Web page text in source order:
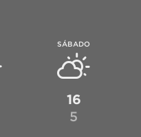
SÁBADO
16
5